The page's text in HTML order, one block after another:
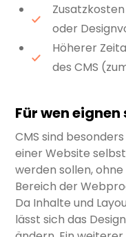
oder
Höherer
des CMS
Für wen eignen
CMS sind
einer Website
werden sollen,
Bereich der
Da Inhalte und
lässt sich das